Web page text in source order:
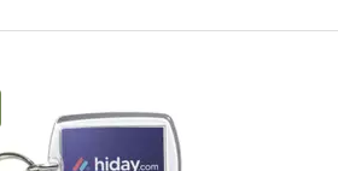
& Wohnen anzeigen
anzeigen